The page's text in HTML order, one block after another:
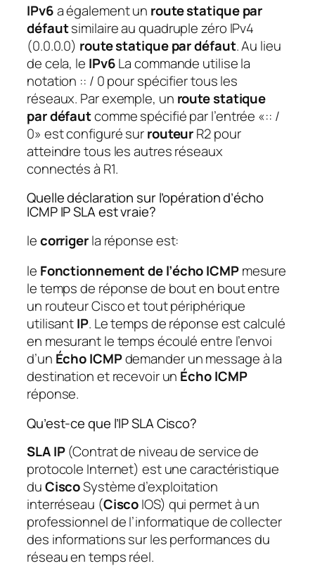
IPv6a également un route statique par
défautsimilaire au quadruple zéro IPv4
(0.0.0.0) route statique par défaut. Au lieu
de cela, le IPv6La commande utilise la
notation :: / 0 pour spécifier tous les
réseaux. Par exemple, un route statique
par défautcomme spécifié par l’entrée «:: /
0» est configuré surrouteurR2 pour
atteindre tous les autres réseaux
connectés à R1.
Quelle déclaration sur l’opération d’écho
ICMP IP SLA est vraie?
lecorrigerla réponse est:
le Fonctionnement de l’écho ICMPmesure
le temps de réponse de bout en bout entre
un routeur Cisco et tout périphérique
utilisantIP. Le temps de réponse est calculé
en mesurant le temps écoulé entre l’envoi
d’un Écho ICMPdemander un message à la
destination et recevoir un Écho ICMP
réponse.
Qu’est-ce que l’IP SLA Cisco?
SLA IP(Contrat de niveau de service de
protocole Internet) est une caractéristique
duCiscoSystème d’exploitation
interréseau (CiscoIOS) qui permet à un
professionnel de l’informatique de collecter
des informations sur les performances du
réseau en temps réel.